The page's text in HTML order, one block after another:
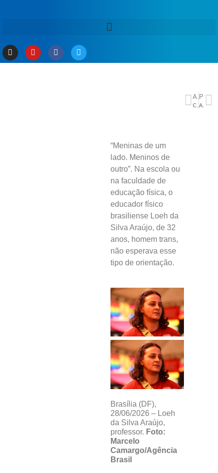
“Meninas de um
lado. Meninos de
outro”. Na escola ou
na faculdade de
educação física, o
educador físico
brasiliense Loeh da
Silva Araújo, de 32
anos, homem trans,
não esperava esse
tipo de orientação.
Brasília (DF),
28/06/2026 – Loeh
da Silva Araújo,
professor. Foto:
Marcelo
Camargo/Agência
Brasil
ANTERIOR
Conheça Noruega e Costa do Marfim, possíveis adversários do Brasil
PRÓXIMO
Ato no Rio abre dia nacional para pressionar Senado pelo fim da 6×1